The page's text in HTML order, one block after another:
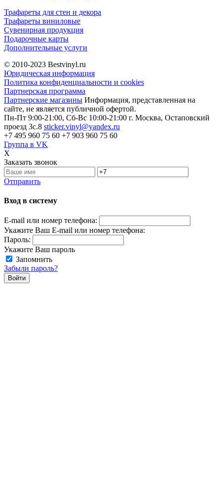
Трафареты для стен и декора
Трафареты виниловые
Сувенирная продукция
Подарочные карты
Дополнительные услуги
© 2010-2023 Bestvinyl.ru
Юридическая информация
Политика конфиденциальности и cookies
Партнерская программа
Партнерские магазины Информация, представленная на
сайте, не является публичной офертой.
Пн-Пт 9:00-21:00, Сб-Вс 10:00-21:00 г. Москва, Остаповский
проезд 3с.8 sticker.vinyl@yandex.ru
+7 495 960 75 60 +7 903 960 75 60
Группа в VK
X
Заказать звонок
Отправить
Вход в систему
E-mail или номер телефона:
Укажите Ваш E-mail или номер телефона:
Пароль:
Укажите Ваш пароль
Запомнить
Забыли пароль?